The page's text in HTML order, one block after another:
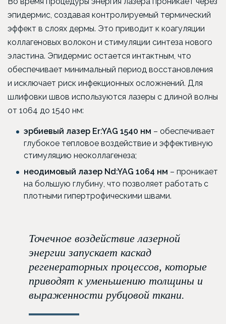
эпидермис, создавая контролируемый термический
эффект в слоях дермы. Это приводит к коагуляции
коллагеновых волокон и стимуляции синтеза нового
эластина. Эпидермис остается интактным, что
обеспечивает минимальный период восстановления
и исключает риск инфекционных осложнений. Для
шлифовки швов используются лазеры с длиной волны
от 1064 до 1540 нм:
эрбиевый лазер Er:YAG 1540 нм – обеспечивает
глубокое тепловое воздействие и эффективную
стимуляцию неоколлагенеза;
неодимовый лазер Nd:YAG 1064 нм – проникает
на большую глубину, что позволяет работать с
плотными гипертрофическими швами.
Точечное воздействие лазерной
энергии запускает каскад
регенераторных процессов, которые
приводят к уменьшению толщины и
выраженности рубцовой ткани.